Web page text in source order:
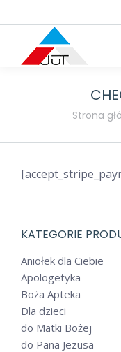
Jesteś
Strona
KATEGORIE
Aniołek dla Ciebie
Apologetyka
Boża Apteka
Dla dzieci
do Matki Bożej
do Pana Jezusa